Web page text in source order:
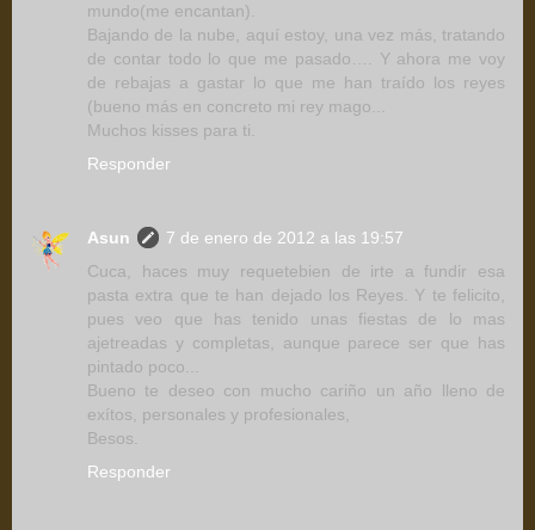
mundo(me encantan).
Bajando de la nube, aquí estoy, una vez más, tratando
de contar todo lo que me pasado…. Y ahora me voy
de rebajas a gastar lo que me han traído los reyes
(bueno más en concreto mi rey mago...
Muchos kisses para ti.
Responder
Asun
7 de enero de 2012 a las 19:57
Cuca, haces muy requetebien de irte a fundir esa
pasta extra que te han dejado los Reyes. Y te felicito,
pues veo que has tenido unas fiestas de lo mas
ajetreadas y completas, aunque parece ser que has
pintado poco...
Bueno te deseo con mucho cariño un año lleno de
exítos, personales y profesionales,
Besos.
Responder